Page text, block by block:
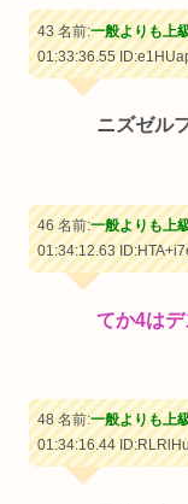
43 名前:一般よりも上
01:33:36.55
ニズゼル
46 名前:一般よりも上
01:34:12.63
てか4は
48 名前:一般よりも上
01:34:16.44